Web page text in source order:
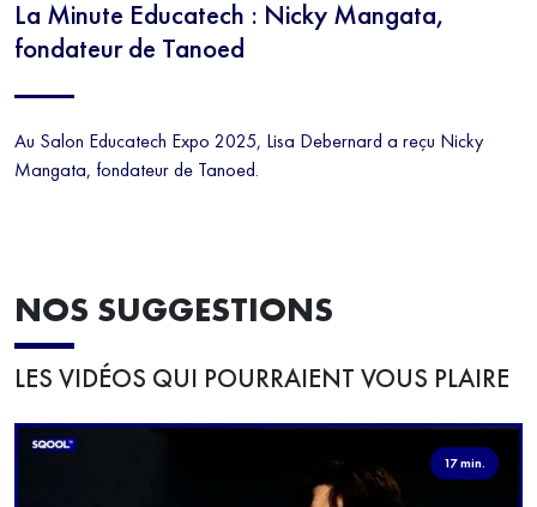
La Minute Educatech : Nicky Mangata,
fondateur de Tanoed
Au Salon Educatech Expo 2025, Lisa Debernard a reçu Nicky
Mangata, fondateur de Tanoed.
NOS SUGGESTIONS
LES VIDÉOS QUI POURRAIENT VOUS PLAIRE
17 min.